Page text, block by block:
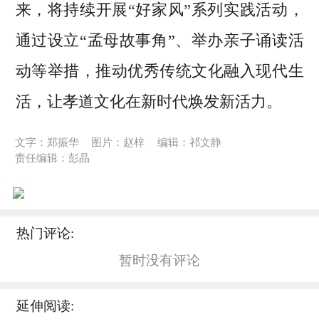
来，将持续开展“好家风”系列实践活动，
通过设立“孟母故事角”、举办亲子诵读活
动等举措，推动优秀传统文化融入现代生
活，让孝道文化在新时代焕发新活力。
文字：郑振华 图片：赵梓
编辑：祁文静
责任编辑：彭晶
热门评论:
暂时没有评论
延伸阅读: